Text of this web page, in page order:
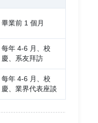
畢業前 1 個月
每年 4-6 月、校
慶、系友拜訪
每年 4-6 月、校
慶、業界代表座談